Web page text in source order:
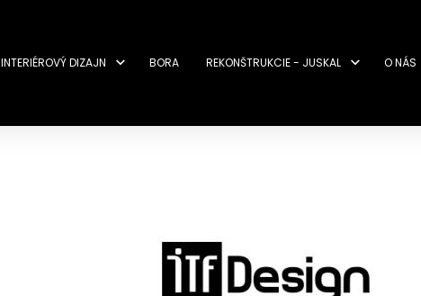
INTERIÉROVÝ DIZAJN BORA REKONŠTRUKCIE - JUSKAL O NÁS